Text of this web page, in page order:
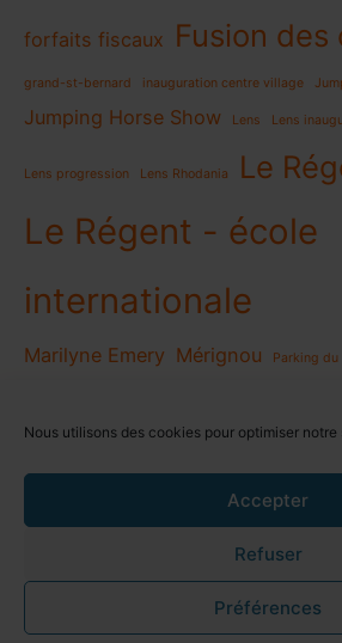
Nous utilisons des cookies pour optimiser
Accepter
Refuser
Préférences
forfaits fiscaux Fusion des
grand-st-bernard inauguration centre village
Jumping Horse Show Lens Lens
Lens progression Lens Rhodania Le
Le Régent - école
internationale
Marilyne Emery Mérignou Parking du